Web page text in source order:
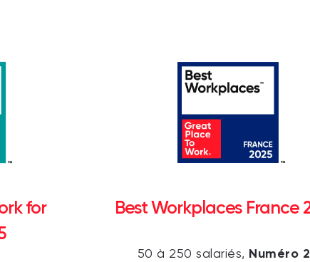
for
Best Workplaces France
50 à 250 salariés, Numéro